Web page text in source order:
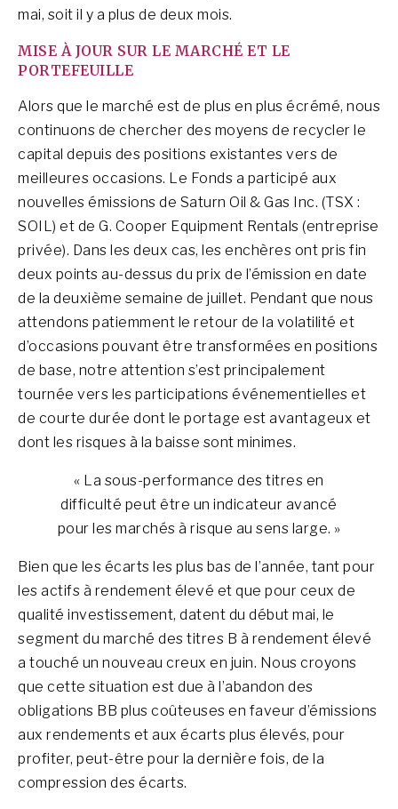
mai, soit il y a plus de deux mois.
MISE À JOUR SUR LE MARCHÉ ET LE
PORTEFEUILLE
Alors que le marché est de plus en plus écrémé, nous
continuons de chercher des moyens de recycler le
capital depuis des positions existantes vers de
meilleures occasions. Le Fonds a participé aux
nouvelles émissions de Saturn Oil & Gas Inc. (TSX :
SOIL) et de G. Cooper Equipment Rentals (entreprise
privée). Dans les deux cas, les enchères ont pris fin
deux points au-dessus du prix de l’émission en date
de la deuxième semaine de juillet. Pendant que nous
attendons patiemment le retour de la volatilité et
d’occasions pouvant être transformées en positions
de base, notre attention s’est principalement
tournée vers les participations événementielles et
de courte durée dont le portage est avantageux et
dont les risques à la baisse sont minimes.
« La sous-performance des titres en
difficulté peut être un indicateur avancé
pour les marchés à risque au sens large. »
Bien que les écarts les plus bas de l’année, tant pour
les actifs à rendement élevé et que pour ceux de
qualité investissement, datent du début mai, le
segment du marché des titres B à rendement élevé
a touché un nouveau creux en juin. Nous croyons
que cette situation est due à l’abandon des
obligations BB plus coûteuses en faveur d’émissions
aux rendements et aux écarts plus élevés, pour
profiter, peut-être pour la dernière fois, de la
compression des écarts.